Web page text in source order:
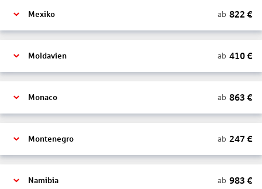
Mexiko ab 822 €
Moldavien ab 410€
Monaco ab 863 €
Montenegro ab 247 €
Namibia ab 983 €